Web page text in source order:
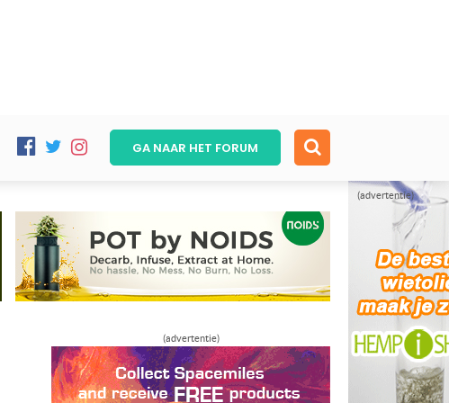
(advertentie)
GA NAAR HET FORUM
(advertentie)